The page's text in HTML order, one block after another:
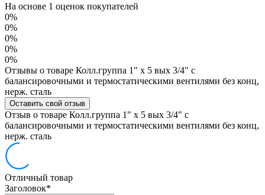
На основе 1 оценок покупателей
0%
0%
0%
0%
0%
Отзывы о товаре Колл.группа 1" х 5 вых 3/4" с
балансировочными и термостатическими вентилями без конц,
нерж. cталь
Оставить свой отзыв
Отзыв о товаре Колл.группа 1" х 5 вых 3/4" с
балансировочными и термостатическими вентилями без конц,
нерж. cталь
Отличный товар
Заголовок*